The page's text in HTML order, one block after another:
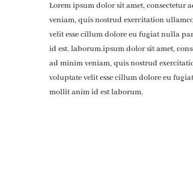
Lorem ipsum dolor sit amet,
veniam, quis nostrud exercitation
velit esse cillum dolore eu fugiat nulla
id est. laborum.ipsum dolor sit amet,
ad minim veniam, quis nostrud
voluptate velit esse cillum dolore eu
mollit anim id est laborum.